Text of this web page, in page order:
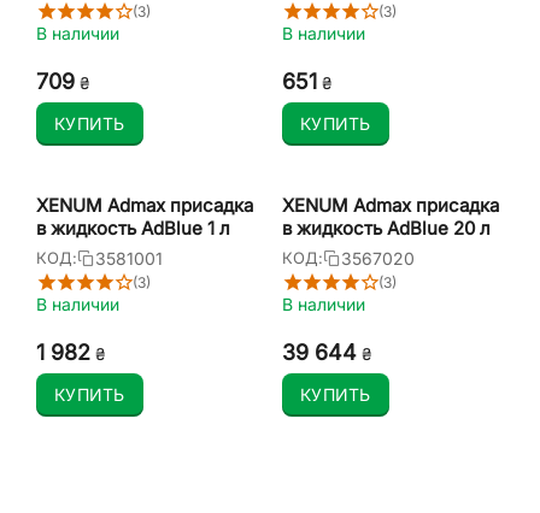
(3)
В наличии
‍709‍ ₴
КУПИТЬ
(3)
В наличии
‍651‍ ₴
КУПИТЬ
XENUM Admax присадка
в жидкость AdBlue 1 л
КОД: 3581001
(3)
В наличии
1 982 ₴
КУПИТЬ
XENUM Admax присадка
в жидкость AdBlue 20 л
КОД: 3567020
(3)
В наличии
39 644 ₴
КУПИТЬ